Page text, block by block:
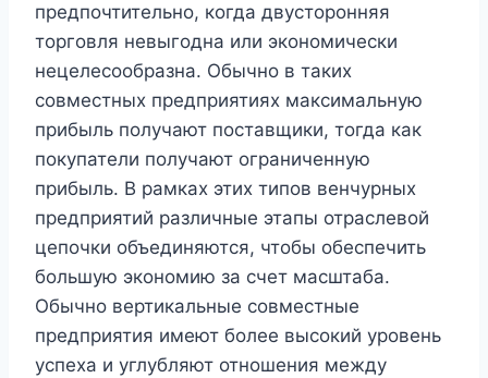
предпочтительно, когда двусторонняя
торговля невыгодна или экономически
нецелесообразна. Обычно в таких
совместных предприятиях максимальную
прибыль получают поставщики, тогда как
покупатели получают ограниченную
прибыль. В рамках этих типов венчурных
предприятий различные этапы отраслевой
цепочки объединяются, чтобы обеспечить
большую экономию за счет масштаба.
Обычно вертикальные совместные
предприятия имеют более высокий уровень
успеха и углубляют отношения между